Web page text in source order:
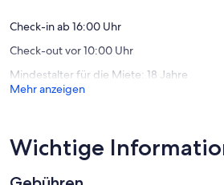
- Keine Bettwäsche mietbar
- Haustiere: 2
Check-in ab 16:00 Uhr
Check-out vor 10:00 Uhr
Mindestalter für die Miete: 18 Jahre
Mehr anzeigen
Wichtige